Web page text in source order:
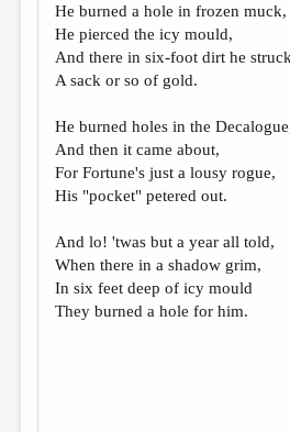
СТРАНИЦЫ ПАМЯТИ
ОБЪЯВЛЕНИЯ
РЕДКОЛЛЕГИЯ
ОТ РЕДАКЦИИ
ЭССЕИСТИКА
ЛИТЕРАТУРОВЕДЕНИЕ
He burned a hole in frozen muck,
He pierced the icy mould,
And there in six-foot dirt he struck
A sack or so of gold.
He burned holes in the
And then it came about,
For Fortune's just a lousy rogue,
His "pocket" petered out.
And lo! 'twas but a year all told,
When there in a shadow grim,
In six feet deep of icy mould
They burned a hole for him.